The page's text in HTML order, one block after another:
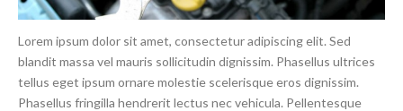
Lorem ipsum dolor sit amet, consectetur adipiscing elit. Sed
blandit massa vel mauris sollicitudin dignissim. Phasellus ultrices
tellus eget ipsum ornare molestie scelerisque eros dignissim.
Phasellus fringilla hendrerit lectus nec vehicula. Pellentesque